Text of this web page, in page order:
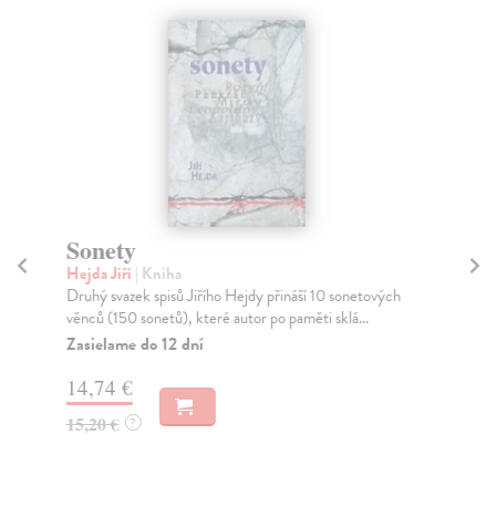
Sonety
Hejda Jiří | Kniha
Druhý svazek spisů Jiřího Hejdy přináší 10 sonetových
věnců (150 sonetů), které autor po paměti sklá...
Zasielame do 12 dní
14,74 €
15,20 € ?